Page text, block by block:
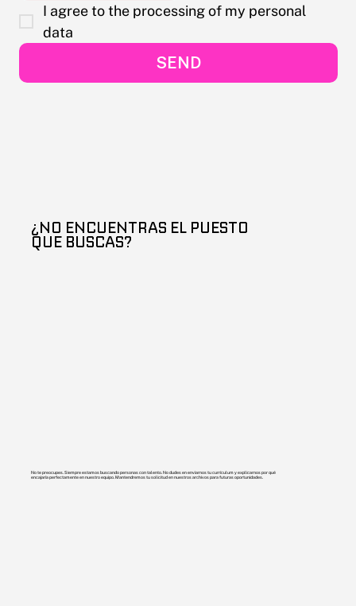
I agree to the processing of my personal
data
SEND
¿NO ENCUENTRAS EL PUESTO
QUE BUSCAS?
No te preocupes. Siempre estamos buscando personas con talento. No dudes en enviarnos tu currículum y explicarnos por qué
encajaría perfectamente en nuestro equipo. Mantendremos tu solicitud en nuestros archivos para futuras oportunidades.